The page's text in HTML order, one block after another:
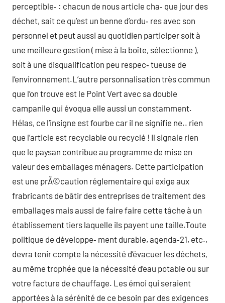
perceptible‑ : chacun de nous article cha‑ que jour des
déchet, sait ce qu’est un benne d’ordu‑ res avec son
personnel et peut aussi au quotidien participer soit à
une meilleure gestion ( mise à la boîte, sélectionne ),
soit à une disqualification peu respec‑ tueuse de
l’environnement.L’autre personnalisation très commun
que l’on trouve est le Point Vert avec sa double
campanile qui évoqua elle aussi un constamment.
Hélas, ce l’insigne est fourbe car il ne signifie ne.. rien
que l’article est recyclable ou recyclé ! Il signale rien
que le paysan contribue au programme de mise en
valeur des emballages ménagers. Cette participation
est une prÃ©caution réglementaire qui exige aux
frabricants de bâtir des entreprises de traitement des
emballages mais aussi de faire faire cette tâche à un
établissement tiers laquelle ils payent une taille.Toute
politique de développe‑ ment durable, agenda‑21, etc.,
devra tenir compte la nécessité d’évacuer les déchets,
au même trophée que la nécessité d’eau potable ou sur
votre facture de chauffage. Les émoi qui seraient
apportées à la sérénité de ce besoin par des exigences